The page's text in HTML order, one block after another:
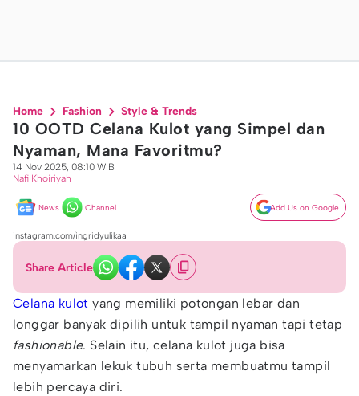
Home Fashion Style & Trends
10 OOTD Celana Kulot yang Simpel dan
Nyaman, Mana Favoritmu?
14 Nov 2025, 08:10 WIB
Nafi Khoiriyah
News Channel Add Us on Google
instagram.com/ingridyulikaa
Share Article
Celana kulot yang memiliki potongan lebar dan
longgar banyak dipilih untuk tampil nyaman tapi tetap
fashionable. Selain itu, celana kulot juga bisa
menyamarkan lekuk tubuh serta membuatmu tampil
lebih percaya diri.